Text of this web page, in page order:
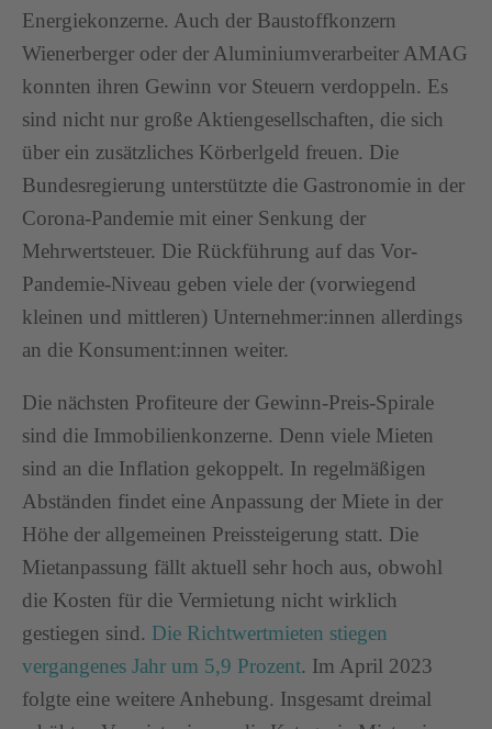
Energiekonzerne. Auch der Baustoffkonzern
Wienerberger oder der Aluminiumverarbeiter AMAG
konnten ihren Gewinn vor Steuern verdoppeln. Es
sind nicht nur große Aktiengesellschaften, die sich
über ein zusätzliches Körberlgeld freuen. Die
Bundesregierung unterstützte die Gastronomie in der
Corona-Pandemie mit einer Senkung der
Mehrwertsteuer. Die Rückführung auf das Vor-
Pandemie-Niveau geben viele der (vorwiegend
kleinen und mittleren) Unternehmer:innen allerdings
an die Konsument:innen weiter.
Die nächsten Profiteure der Gewinn-Preis-Spirale
sind die Immobilienkonzerne. Denn viele Mieten
sind an die Inflation gekoppelt. In regelmäßigen
Abständen findet eine Anpassung der Miete in der
Höhe der allgemeinen Preissteigerung statt. Die
Mietanpassung fällt aktuell sehr hoch aus, obwohl
die Kosten für die Vermietung nicht wirklich
gestiegen sind. Die Richtwertmieten stiegen
vergangenes Jahr um 5,9 Prozent. Im April 2023
folgte eine weitere Anhebung. Insgesamt dreimal